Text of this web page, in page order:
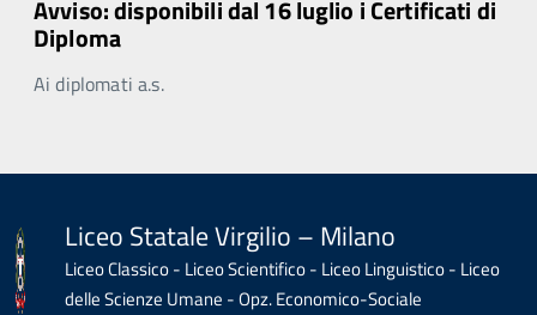
Avviso: disponibili dal 16 luglio i Certificati di
Diploma
Ai diplomati a.s.
Liceo Statale Virgilio – Milano
Liceo Classico - Liceo Scientifico - Liceo Linguistico - Liceo
delle Scienze Umane - Opz. Economico-Sociale